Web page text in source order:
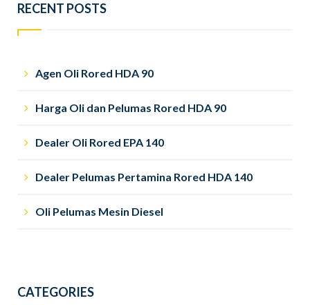
RECENT POSTS
Agen Oli Rored HDA 90
Harga Oli dan Pelumas Rored HDA 90
Dealer Oli Rored EPA 140
Dealer Pelumas Pertamina Rored HDA 140
Oli Pelumas Mesin Diesel
CATEGORIES